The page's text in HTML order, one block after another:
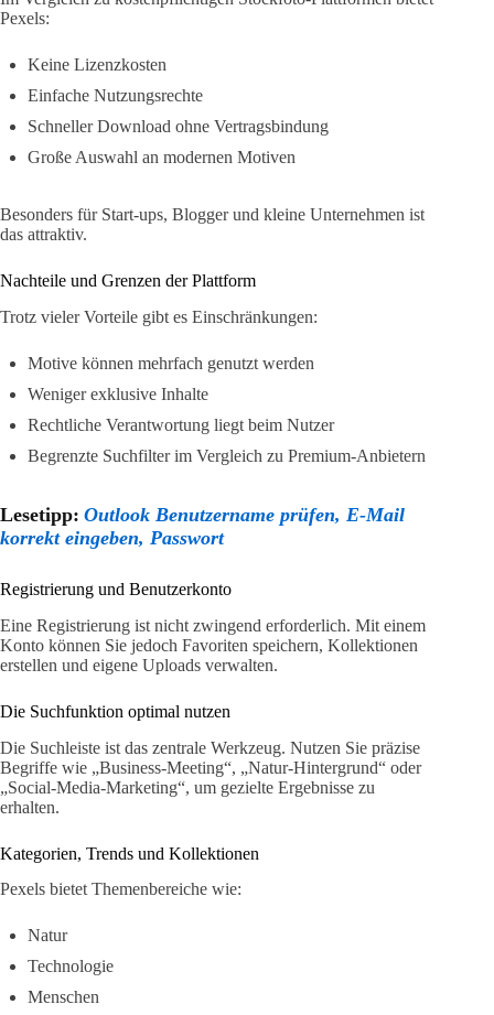
Pexels:
Keine Lizenzkosten
Einfache Nutzungsrechte
Schneller Download ohne Vertragsbindung
Große Auswahl an modernen Motiven
Besonders für Start-ups, Blogger und kleine Unternehmen ist
das attraktiv.
Nachteile und Grenzen der Plattform
Trotz vieler Vorteile gibt es Einschränkungen:
Motive können mehrfach genutzt werden
Weniger exklusive Inhalte
Rechtliche Verantwortung liegt beim Nutzer
Begrenzte Suchfilter im Vergleich zu Premium-Anbietern
Lesetipp: Outlook Benutzername prüfen, E-Mail
korrekt eingeben, Passwort
Registrierung und Benutzerkonto
Eine Registrierung ist nicht zwingend erforderlich. Mit einem
Konto können Sie jedoch Favoriten speichern, Kollektionen
erstellen und eigene Uploads verwalten.
Die Suchfunktion optimal nutzen
Die Suchleiste ist das zentrale Werkzeug. Nutzen Sie präzise
Begriffe wie „Business-Meeting“, „Natur-Hintergrund“ oder
„Social-Media-Marketing“, um gezielte Ergebnisse zu
erhalten.
Kategorien, Trends und Kollektionen
Pexels bietet Themenbereiche wie:
Natur
Technologie
Menschen